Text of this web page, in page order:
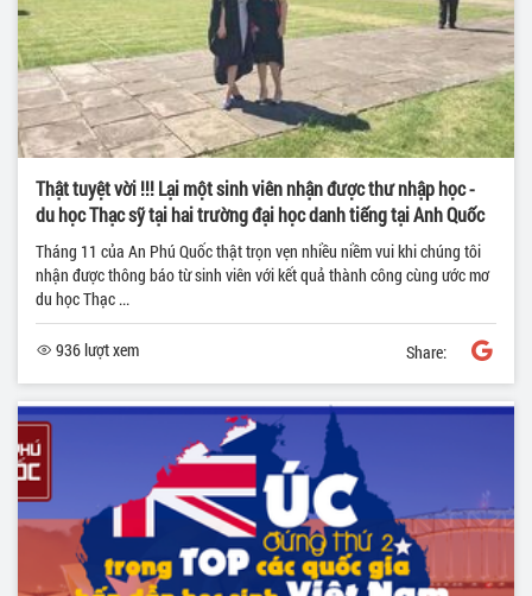
Thật tuyệt vời !!! Lại một sinh viên nhận được thư nhập học -
du học Thạc sỹ tại hai trường đại học danh tiếng tại Anh Quốc
Tháng 11 của An Phú Quốc thật trọn vẹn nhiều niềm vui khi chúng tôi
nhận được thông báo từ sinh viên với kết quả thành công cùng ước mơ
du học Thạc ...
936 lượt xem Share: